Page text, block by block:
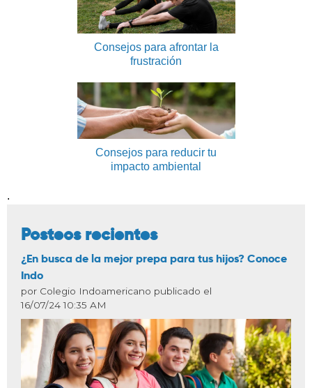
Consejos para afrontar la
frustración
Consejos para reducir tu
impacto ambiental
.
Posteos recientes
¿En busca de la mejor prepa para tus hijos? Conoce
Indo
por Colegio Indoamericano publicado el
16/07/24 10:35 AM